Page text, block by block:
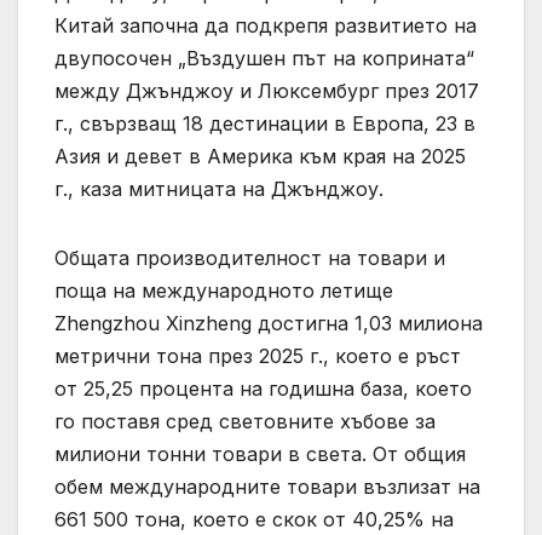
Китай започна да подкрепя развитието на
двупосочен „Въздушен път на коприната“
между Джънджоу и Люксембург през 2017
г., свързващ 18 дестинации в Европа, 23 в
Азия и девет в Америка към края на 2025
г., каза митницата на Джънджоу.
Общата производителност на товари и
поща на международното летище
Zhengzhou Xinzheng достигна 1,03 милиона
метрични тона през 2025 г., което е ръст
от 25,25 процента на годишна база, което
го поставя сред световните хъбове за
милиони тонни товари в света. От общия
обем международните товари възлизат на
661 500 тона, което е скок от 40,25% на